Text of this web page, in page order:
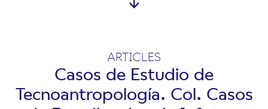
ARTICLES
Casos de Estudio de
Tecnoantropología. Col. Casos